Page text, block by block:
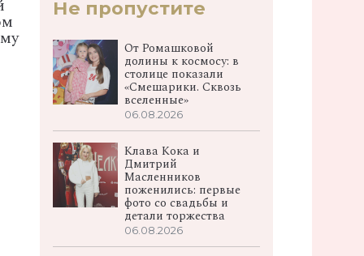
Не пропустите
От Ромашковой
долины к космосу: в
столице показали
«Смешарики. Сквозь
вселенные»
06.08.2026
Клава Кока и
Дмитрий
Масленников
поженились: первые
фото со свадьбы и
детали торжества
06.08.2026